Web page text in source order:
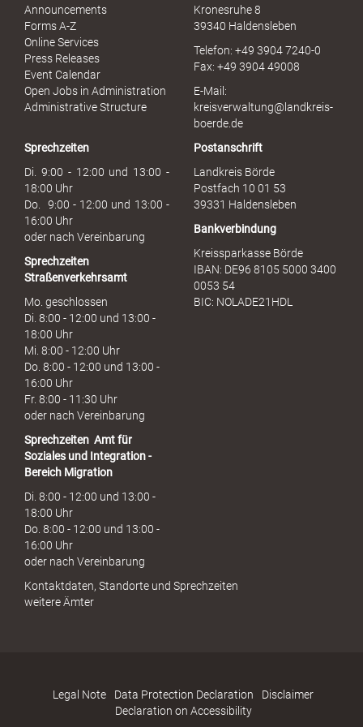
u
h
Announcements
Forms A-Z
Online Services
Press Releases
Event Calendar
Open Jobs in Administration
Administrative Structure
Kronesruhe 8
39340 Haldensleben
Telefon: +49 3904 7240-0
Fax: +49 3904 49008
E-Mail:
kreisverwaltung@landkreis-
boerde.de
Sprechzeiten
Di. 9:00 - 12:00 und 13:00 -
18:00 Uhr
Do. 9:00 - 12:00 und 13:00 -
16:00 Uhr
oder nach Vereinbarung
Sprechzeiten
Straßenverkehrsamt
Mo. geschlossen
Di. 8:00 - 12:00 und 13:00 -
18:00 Uhr
Mi. 8:00 - 12:00 Uhr
Do. 8:00 - 12:00 und 13:00 -
16:00 Uhr
Fr. 8:00 - 11:30 Uhr
oder nach Vereinbarung
Sprechzeiten Amt für
Soziales und Integration -
Bereich Migration
Di. 8:00 - 12:00 und 13:00 -
18:00 Uhr
Do. 8:00 - 12:00 und 13:00 -
16:00 Uhr
oder nach Vereinbarung
Postanschrift
Landkreis Börde
Postfach 10 01 53
39331 Haldensleben
Bankverbindung
Kreissparkasse Börde
IBAN: DE96 8105 5000 3400
0053 54
BIC: NOLADE21HDL
Kontaktdaten, Standorte und Sprechzeiten
weitere Ämter
Legal Note Data Protection Declaration
Disclaimer
Declaration on Accessibility